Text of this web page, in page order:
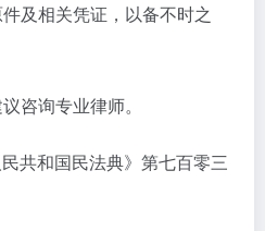
相关凭证，以备不时之
询专业律师。
和国民法典》第七百零三